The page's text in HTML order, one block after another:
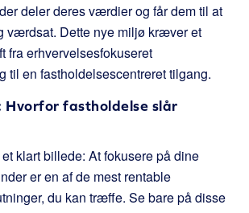
deler deres værdier og får dem til at
værdsat. Dette nye miljø kræver et
fra erhvervelsesfokuseret
til en fastholdelsescentreret tilgang.
Hvorfor fastholdelse slår
klart billede: At fokusere på dine
er en af de mest rentable
du kan træffe. Se bare på disse